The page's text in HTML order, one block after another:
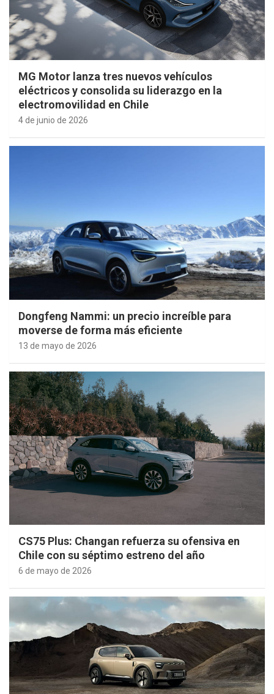
MG Motor lanza tres nuevos vehículos
eléctricos y consolida su liderazgo en la
electromovilidad en Chile
4 de junio de 2026
Dongfeng Nammi: un precio increíble para
moverse de forma más eficiente
13 de mayo de 2026
CS75 Plus: Changan refuerza su ofensiva en
Chile con su séptimo estreno del año
6 de mayo de 2026